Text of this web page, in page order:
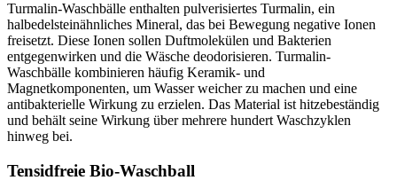
Turmalin-Waschbälle enthalten pulverisiertes Turmalin, ein
halbedelsteinähnliches Mineral, das bei Bewegung negative Ionen
freisetzt. Diese Ionen sollen Duftmolekülen und Bakterien
entgegenwirken und die Wäsche deodorisieren. Turmalin-
Waschbälle kombinieren häufig Keramik- und
Magnetkomponenten, um Wasser weicher zu machen und eine
antibakterielle Wirkung zu erzielen. Das Material ist hitzebeständig
und behält seine Wirkung über mehrere hundert Waschzyklen
hinweg bei.
Tensidfreie Bio-Waschball